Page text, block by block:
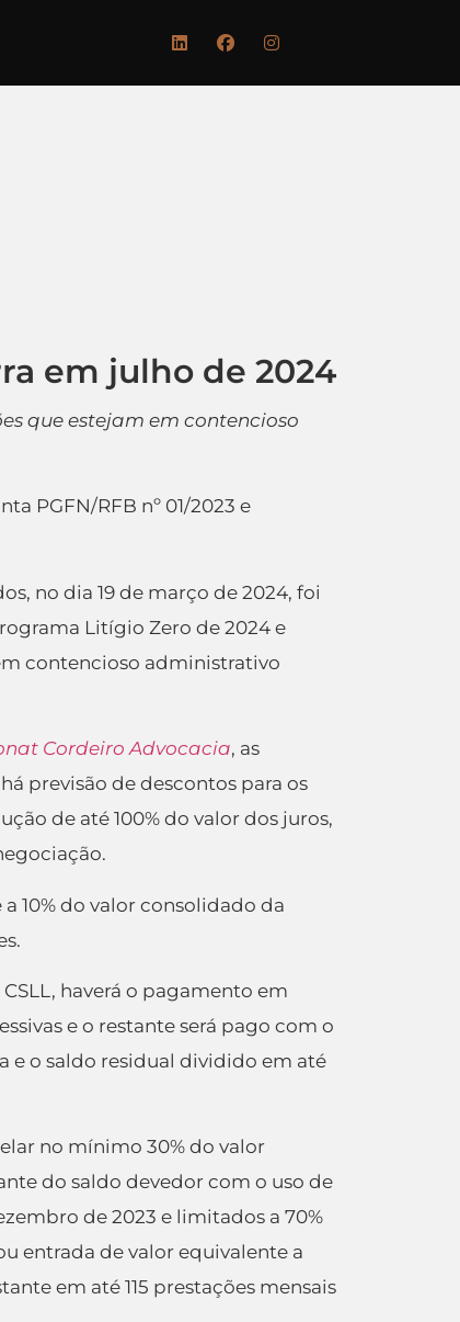
em julho de 2024
que estejam em contencioso
PGFN/RFB nº 01/2023 e
no dia 19 de março de 2024, foi
Litígio Zero de 2024 e
contencioso administrativo
Cordeiro Advocacia, as
previsão de descontos para os
de até 100% do valor dos juros,
10% do valor consolidado da
haverá o pagamento em
e o restante será pago com o
e o saldo residual dividido em até
no mínimo 30% do valor
do saldo devedor com o uso de
de 2023 e limitados a 70%
entrada de valor equivalente a
em até 115 prestações mensais